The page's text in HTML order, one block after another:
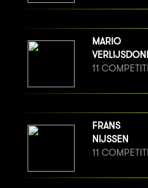
MARIO
11
FRANS
NIJSSEN
11